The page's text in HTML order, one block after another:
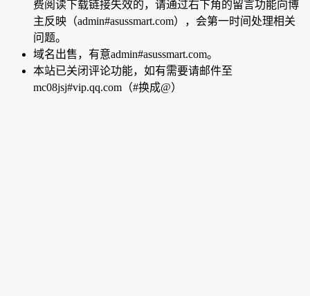
费阅读下载链接失效的，请通过右下角的留言功能向博
主反映（admin#asussmart.com），会第一时间处理相关
问题。
域名出售，有意admin#asussmart.com。
本站已关闭评论功能，如有需要请邮件至
mc08jsj#vip.qq.com（#换成@）